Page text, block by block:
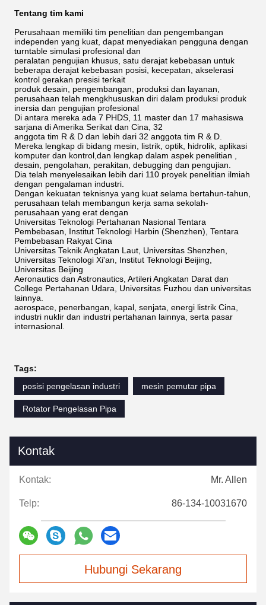
Tentang tim kami
Perusahaan memiliki tim penelitian dan pengembangan
independen yang kuat, dapat menyediakan pengguna dengan
turntable simulasi profesional dan
peralatan pengujian khusus, satu derajat kebebasan untuk
beberapa derajat kebebasan posisi, kecepatan, akselerasi
kontrol gerakan presisi terkait
produk desain, pengembangan, produksi dan layanan,
perusahaan telah mengkhususkan diri dalam produksi produk
inersia dan pengujian profesional
Di antara mereka ada 7 PHDS, 11 master dan 17 mahasiswa
sarjana di Amerika Serikat dan Cina, 32
anggota tim R & D dan lebih dari 32 anggota tim R & D.
Mereka lengkap di bidang mesin, listrik, optik, hidrolik, aplikasi
komputer dan kontrol,dan lengkap dalam aspek penelitian ,
desain, pengolahan, perakitan, debugging dan pengujian.
Dia telah menyelesaikan lebih dari 110 proyek penelitian ilmiah
dengan pengalaman industri.
Dengan kekuatan teknisnya yang kuat selama bertahun-tahun,
perusahaan telah membangun kerja sama sekolah-
perusahaan yang erat dengan
Universitas Teknologi Pertahanan Nasional Tentara
Pembebasan, Institut Teknologi Harbin (Shenzhen), Tentara
Pembebasan Rakyat Cina
Universitas Teknik Angkatan Laut, Universitas Shenzhen,
Universitas Teknologi Xi'an, Institut Teknologi Beijing,
Universitas Beijing
Aeronautics dan Astronautics, Artileri Angkatan Darat dan
College Pertahanan Udara, Universitas Fuzhou dan universitas
lainnya.
aerospace, penerbangan, kapal, senjata, energi listrik Cina,
industri nuklir dan industri pertahanan lainnya, serta pasar
internasional.
Tags:
posisi pengelasan industri
mesin pemutar pipa
Rotator Pengelasan Pipa
Kontak
Kontak: Mr. Allen
Telp: 86-134-10031670
Hubungi Sekarang